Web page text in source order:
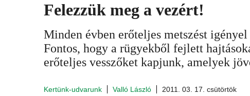
Felezzük meg a vezért!
Minden évben erőteljes metszést
Fontos, hogy a rügyekből fejlett
erőteljes vesszőket kapjunk, amelyek
Kertünk-udvarunk Valló László
2011. 03. 17. csütörtök